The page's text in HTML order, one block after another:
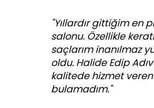
"Yıllardır gittiğim en
salonu. Özellikle
saçlarım inanılmaz
oldu. Halide Edip
kalitede hizmet
bulamadım."